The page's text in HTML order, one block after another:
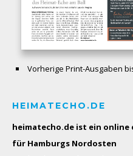
Vorherige Print-Ausgaben
HEIMATECHO.DE
heimatecho.de ist ein online
für Hamburgs Nordosten